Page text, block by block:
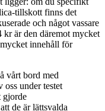
tillskott finns det
och något vassare
är den däremot mycket
innehåll för
gjorde
de är lättsvalda